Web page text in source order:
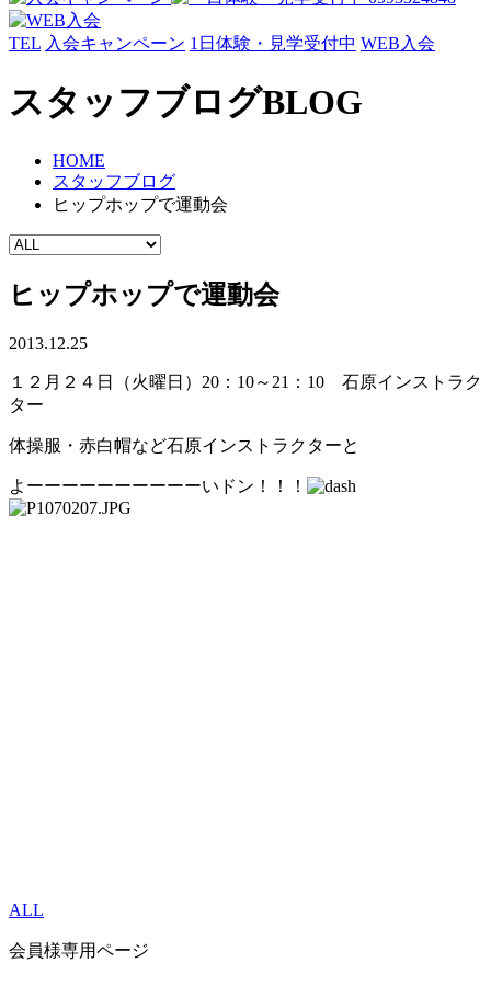
TEL 入会キャンペーン 1日体験・見学受付中 WEB入会
スタッフブログBLOG
HOME
スタッフブログ
ヒップホップで運動会
ヒップホップで運動会
2013.12.25
１２月２４日（火曜日）20：10～21：10 石原インストラク
ター
体操服・赤白帽など石原インストラクターと
よーーーーーーーーーーいドン！！！
ALL
会員様専用ページ